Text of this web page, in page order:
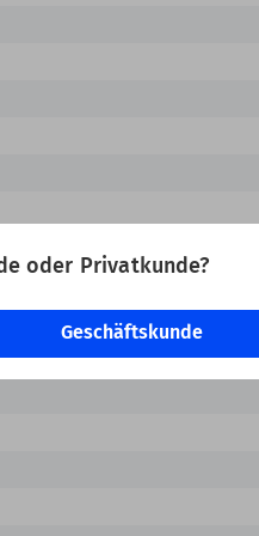
oder Privatkunde?
Geschäftskunde